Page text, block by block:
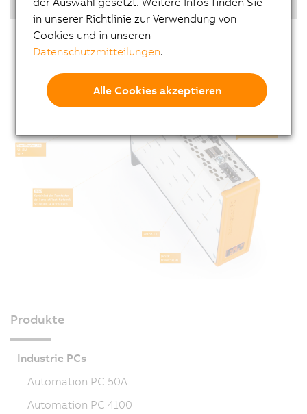
Produkte
Industrie PCs
Automation PC 50A
Automation PC 4100
in unserer Richtlinie zur Verwendung von
Cookies und in unseren
Datenschutzmitteilungen.
Alle Cookies akzeptieren